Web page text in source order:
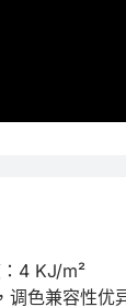
4 KJ/m²
色兼容性